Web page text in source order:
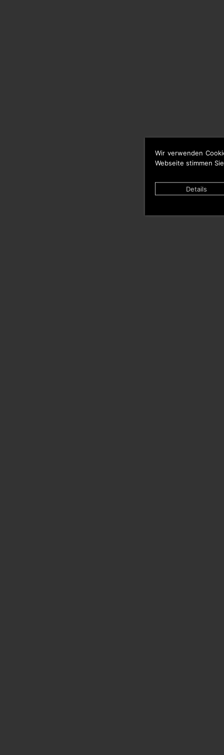
Wir verwenden
Webseite stimmen
Details